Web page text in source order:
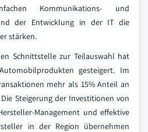
Kommunikations- und
der Entwicklung in der IT die
stärken.
Schnittstelle zur Teilauswahl hat
gesteigert. Im
mehr als 15% Anteil an
Steigerung der Investitionen von
Management und effektive
in der Region übernehmen